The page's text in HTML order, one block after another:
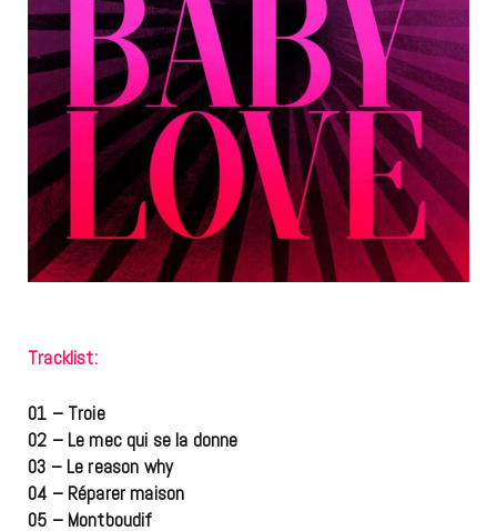
Tracklist:
01 – Troie
02 – Le mec qui se la donne
03 – Le reason why
04 – Réparer maison
05 – Montboudif